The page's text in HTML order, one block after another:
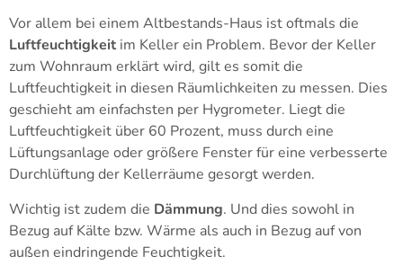
Vor allem bei einem Altbestands-Haus ist oftmals die
Luftfeuchtigkeit im Keller ein Problem. Bevor der Keller
zum Wohnraum erklärt wird, gilt es somit die
Luftfeuchtigkeit in diesen Räumlichkeiten zu messen. Dies
geschieht am einfachsten per Hygrometer. Liegt die
Luftfeuchtigkeit über 60 Prozent, muss durch eine
Lüftungsanlage oder größere Fenster für eine verbesserte
Durchlüftung der Kellerräume gesorgt werden.
Wichtig ist zudem die Dämmung. Und dies sowohl in
Bezug auf Kälte bzw. Wärme als auch in Bezug auf von
außen eindringende Feuchtigkeit.